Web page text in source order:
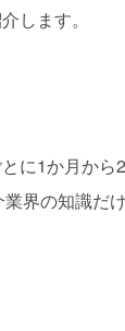
します。
に1か月か
界の知識だ